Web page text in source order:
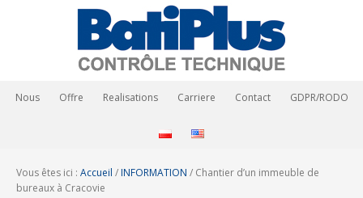
Nous Offre Realisations Carriere Contact GDPR/RODO
Vous êtes ici : Accueil / INFORMATION / Chantier d’un immeuble de
bureaux à Cracovie